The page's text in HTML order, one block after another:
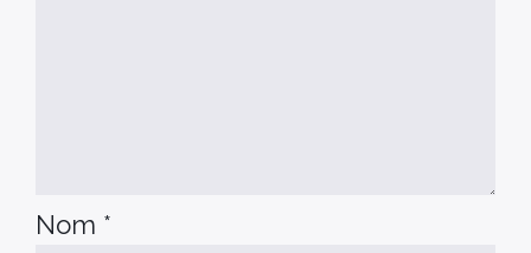
Nom *